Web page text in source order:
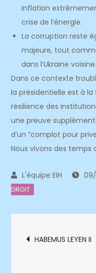
inflation
crise de l’énergie.
La corruption reste
majeure, tout
dans l’Ukraine voisine.
Dans ce contexte
la présidentielle est à
résilience des
une preuve
d’un “complot pour
Nous vivons des temps
DROIT
HABEMUS LEYEN II